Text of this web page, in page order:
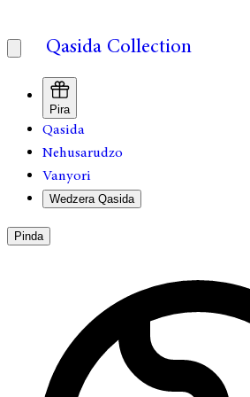
Qasida Collection
Pira
Qasida
Nehusarudzo
Vanyori
Wedzera Qasida
Pinda